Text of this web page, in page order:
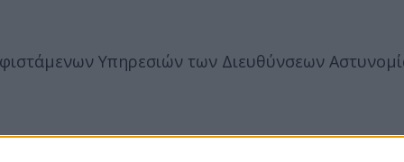
Υπηρεσιών των Διευθύνσεων